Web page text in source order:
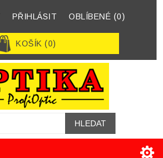
PŘIHLÁSIT OBLÍBENÉ (0)
KOŠÍK (0)